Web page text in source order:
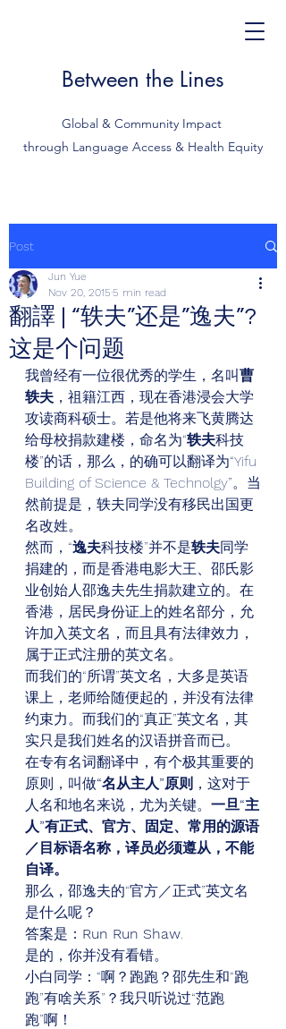
Between the Lines
Global & Community Impact
through Language Access & Health Equity
Post
翻譯 | “轶夫”还是”逸夫”?
这是个问题
Jun Yue
Nov 20, 2015 5 min read
我曾经有一位很优秀的学生，名叫曹
轶夫 ，祖籍江西，现在香港浸会大学
攻读商科硕士。若是他将来飞黄腾达
给母校捐款建楼，命名为“轶夫科技
楼”的话，那么，的确可以翻译为“Yifu
Building of Science & Technolgy”。当
然前提是，轶夫同学没有移民出国更
名改姓。
然而，“逸夫科技楼”并不是轶夫同学
捐建的，而是香港电影大王、邵氏影
业创始人邵逸夫先生捐款建立的。在
香港，居民身份证上的姓名部分，允
许加入英文名，而且具有法律效力，
属于正式注册的英文名。
而我们的“所谓”英文名，大多是英语
课上，老师给随便起的，并没有法律
约束力。而我们的“真正”英文名，其
实只是我们姓名的汉语拼音而已。
在专有名词翻译中，有个极其重要的
原则，叫做“名从主人”原则 ，这对于
人名和地名来说，尤为关键。 一旦“主
人”有正式、官方、固定、常用的源语
／目标语名称，译员必须遵从，不能
自译。
那么，邵逸夫的“官方／正式”英文名
是什么呢？
答案是： Run Run Shaw.
是的，你并没有看错。
小白同学：“啊？跑跑？邵先生和“跑
跑”有啥关系”？我只听说过“范跑
跑”啊！